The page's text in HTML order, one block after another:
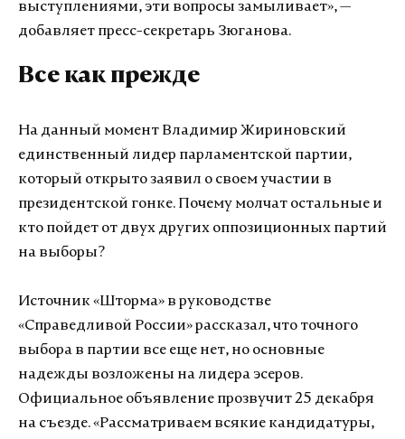
выступлениями, эти вопросы замыливает», —
добавляет пресс-секретарь Зюганова.
Все как прежде
На данный момент Владимир Жириновский
единственный лидер парламентской партии,
который открыто заявил о своем участии в
президентской гонке. Почему молчат остальные и
кто пойдет от двух других оппозиционных партий
на выборы?
Источник «Шторма» в руководстве
«Справедливой России» рассказал, что точного
выбора в партии все еще нет, но основные
надежды возложены на лидера эсеров.
Официальное объявление прозвучит 25 декабря
на съезде. «Рассматриваем всякие кандидатуры,